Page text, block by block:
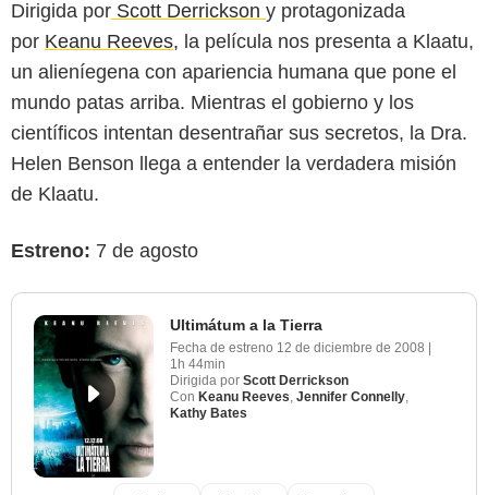
Dirigida por Scott Derrickson y protagonizada
por Keanu Reeves, la película nos presenta a Klaatu,
un alieníegena con apariencia humana que pone el
mundo patas arriba. Mientras el gobierno y los
científicos intentan desentrañar sus secretos, la Dra.
Helen Benson llega a entender la verdadera misión
de Klaatu.
Estreno: 7 de agosto
Ultimátum a la Tierra
Fecha de estreno 12 de diciembre de 2008
1h 44min
Dirigida por Scott Derrickson
Con Keanu Reeves, Jennifer Connelly,
Kathy Bates